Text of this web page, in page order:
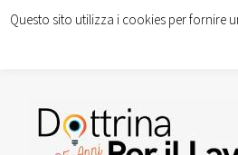
Questo sito utilizza i cookies per fornire